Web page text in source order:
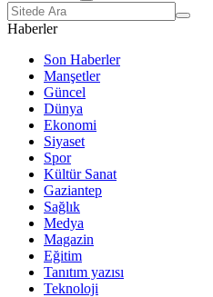
Haberler
Son Haberler
Manşetler
Güncel
Dünya
Ekonomi
Siyaset
Spor
Kültür Sanat
Gaziantep
Sağlık
Medya
Magazin
Eğitim
Tanıtım yazısı
Teknoloji